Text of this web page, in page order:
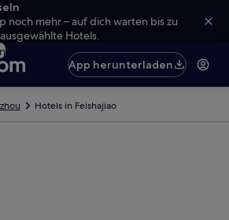
noch mehr – auf dich warten bis zu
Hotels.
App herunterladen
Hotels in Feishajiao